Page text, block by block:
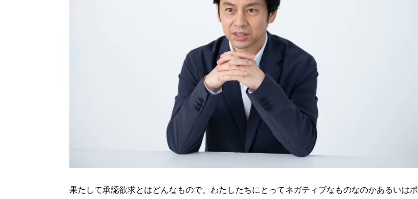
果たして承認欲求とはどんなもので、わたしたちにとってネガティブなものなのかあるいはポ